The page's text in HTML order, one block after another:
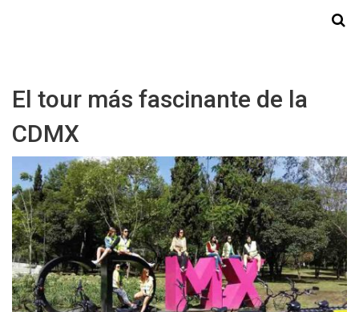
El tour más fascinante de la
CDMX